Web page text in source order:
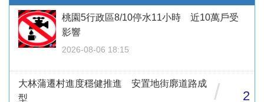
桃園5行政區8/10停水11小時 近10萬戶受
影響
2026-08-06 18:15
大林蒲遷村進度穩健推進 安置地街廓道路成
型
/ 2